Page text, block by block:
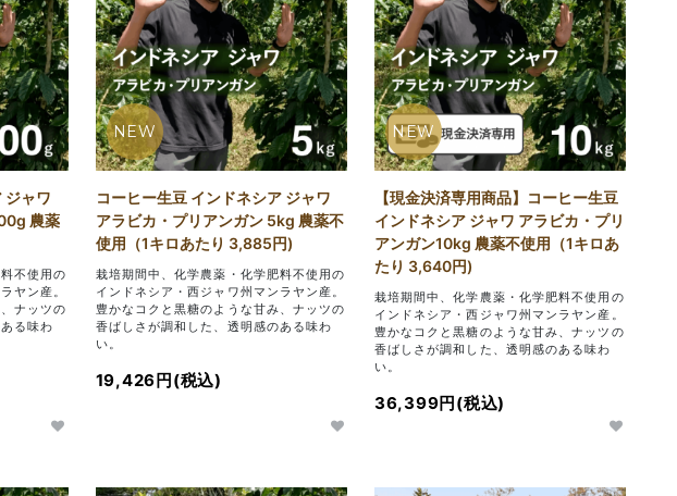
ジャワ
農薬
不使用の
ヤン産。
ナッツの
る味わ
NEW
コーヒー生豆 インドネシア ジャワ
アラビカ・プリアンガン 5kg 農薬不
使用（1キロあたり 3,885円)
栽培期間中、化学農薬・化学肥料不使用の
インドネシア・西ジャワ州マンラヤン産。
豊かなコクと黒糖のような甘み、ナッツの
香ばしさが調和した、透明感のある味わ
い。
19,426円(税込)
NEW
【現金決済専用商品】コーヒー生豆
インドネシア ジャワ アラビカ・プリ
アンガン10kg 農薬不使用（1キロあ
たり 3,640円)
栽培期間中、化学農薬・化学肥料不使用の
インドネシア・西ジャワ州マンラヤン産。
豊かなコクと黒糖のような甘み、ナッツの
香ばしさが調和した、透明感のある味わ
い。
36,399円(税込)